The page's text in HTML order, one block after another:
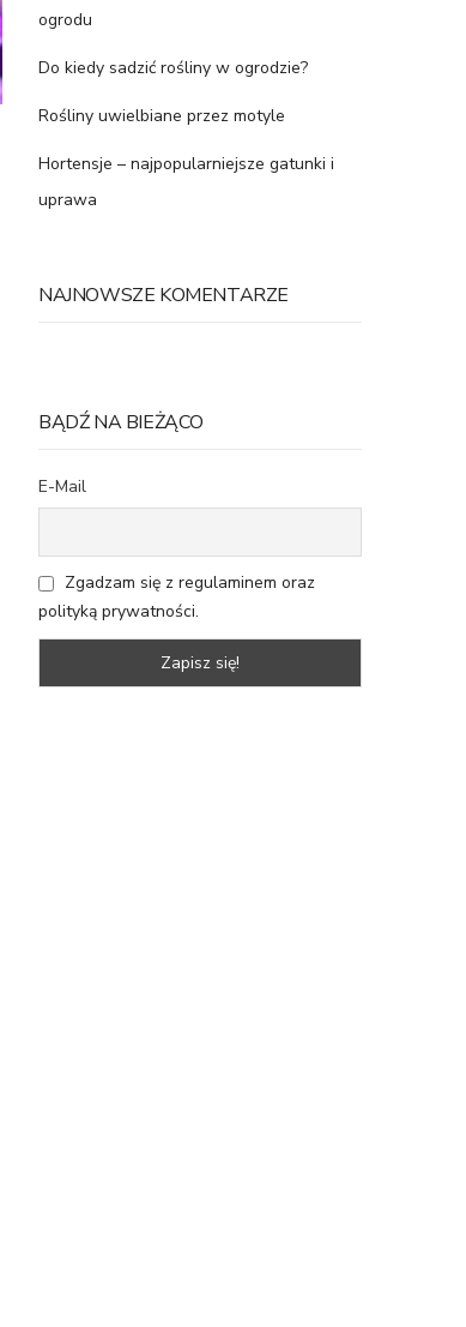
ogrodu
Do kiedy sadzić rośliny w ogrodzie?
Rośliny uwielbiane przez motyle
Hortensje – najpopularniejsze gatunki i
uprawa
NAJNOWSZE KOMENTARZE
BĄDŹ NA BIEŻĄCO
E-Mail
Zgadzam się z regulaminem oraz
polityką prywatności.